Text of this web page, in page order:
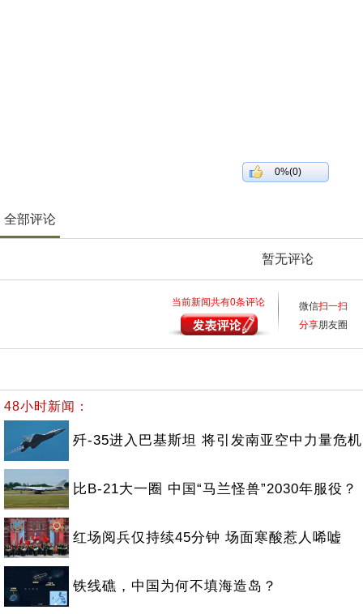
0%(0)
全部评论
暂无评论
当前新闻共有0条评论 微信扫一扫
分享朋友圈
48小时新闻：
歼-35进入巴基斯坦 将引发南亚空中力量危机
比B-21大一圈 中国“马兰怪兽”2030年服役？
红场阅兵仅持续45分钟 场面寒酸惹人唏嘘
铁线礁，中国为何不填海造岛？